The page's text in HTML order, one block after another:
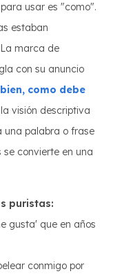
usar es "como".
estaban
marca de
con su anuncio
como debe
visión descriptiva
una palabra o frase
convierte en una
puristas:
gusta' que en años
conmigo por